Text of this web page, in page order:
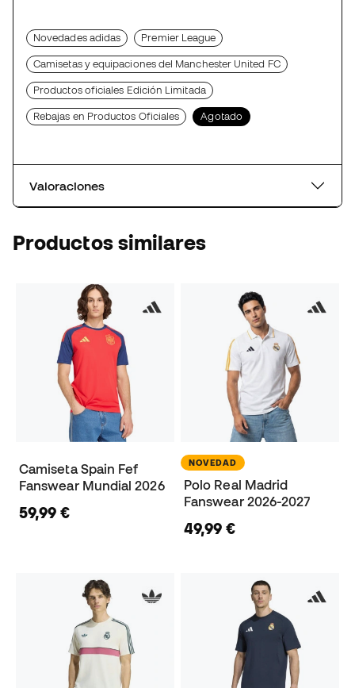
Novedades adidas Premier League
Camisetas y equipaciones del Manchester United FC
Productos oficiales Edición Limitada
Rebajas en Productos Oficiales Agotado
Valoraciones
Productos similares
Camiseta Spain Fef
Fanswear Mundial 2026
59,99 €
NOVEDAD
Polo Real Madrid
Fanswear 2026-2027
49,99 €